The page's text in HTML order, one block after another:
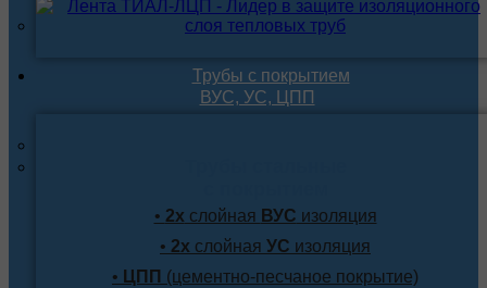
Трубы с покрытием
ВУС, УС, ЦПП
• 2х слойная ВУС изоляция
• 2х слойная УС изоляция
• ЦПП (цементно-песчаное покрытие)